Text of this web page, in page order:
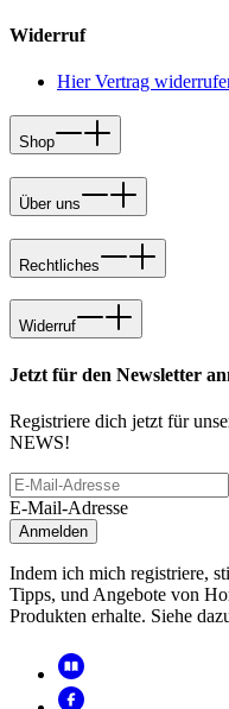
Widerruf
Hier Vertrag
Shop
Über uns
Rechtliches
Widerruf
Jetzt für den Newsletter
Registriere dich jetzt für
NEWS!
E-Mail-Adresse
Anmelden
Indem ich mich registriere,
Tipps, und Angebote von
Produkten erhalte. Siehe